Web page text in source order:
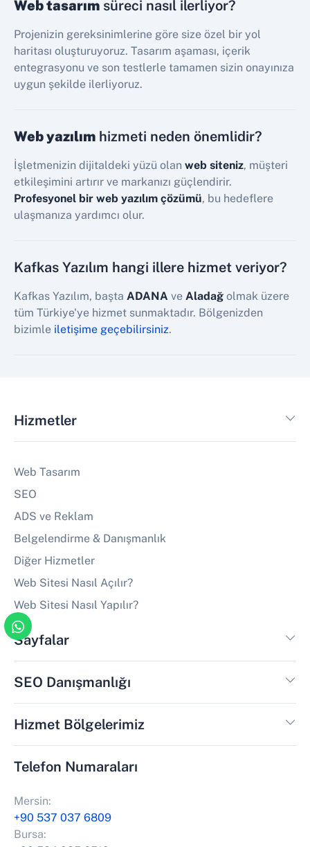
Web tasarım süreci nasıl ilerliyor?
Projenizin gereksinimlerine göre size özel bir yol
haritası oluşturuyoruz. Tasarım aşaması, içerik
entegrasyonu ve son testlerle tamamen sizin onayınıza
uygun şekilde ilerliyoruz.
Web yazılım hizmeti neden önemlidir?
İşletmenizin dijitaldeki yüzü olan web siteniz, müşteri
etkileşimini artırır ve markanızı güçlendirir.
Profesyonel bir web yazılım çözümü, bu hedeflere
ulaşmanıza yardımcı olur.
Kafkas Yazılım hangi illere hizmet veriyor?
Kafkas Yazılım, başta ADANA ve Aladağ olmak üzere
tüm Türkiye'ye hizmet sunmaktadır. Bölgenizden
bizimle iletişime geçebilirsiniz.
Hizmetler
Web Tasarım
SEO
ADS ve Reklam
Belgelendirme & Danışmanlık
Diğer Hizmetler
Web Sitesi Nasıl Açılır?
Web Sitesi Nasıl Yapılır?
Sayfalar
SEO Danışmanlığı
Hizmet Bölgelerimiz
Telefon Numaraları
Mersin:
+90 537 037 6809
Bursa: